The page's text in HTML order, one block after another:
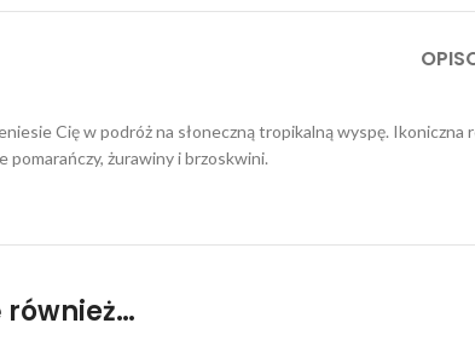
OPIS
Cię w podróż na słoneczną tropikalną wyspę.
pomarańczy, żurawiny i brzoskwini.
również…